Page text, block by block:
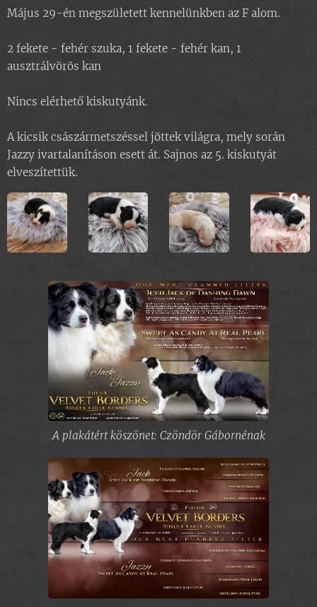
Május 29-én megszületett kennelünkben az F alom.
2 fekete - fehér szuka, 1 fekete - fehér kan, 1
ausztrálvörös kan
Nincs elérhető kiskutyánk.
A kicsik császármetszéssel jöttek világra, mely során
Jazzy ivartalanításon esett át. Sajnos az 5. kiskutyát
elveszítettük.
A plakátért köszönet: Czöndör Gábornénak